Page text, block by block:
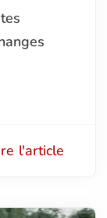
l'article